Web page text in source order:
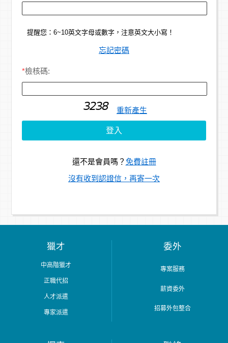
提醒您：6~10英文字母或數字，注意英文大小寫！
忘記密碼
*檢核碼:
重新產生
還不是會員嗎？ 免費註冊
沒有收到認證信，再寄一次
獵才
中高階獵才
正職代招
人才派遣
專家派遣
委外
專案服務
薪資委外
招募外包整合